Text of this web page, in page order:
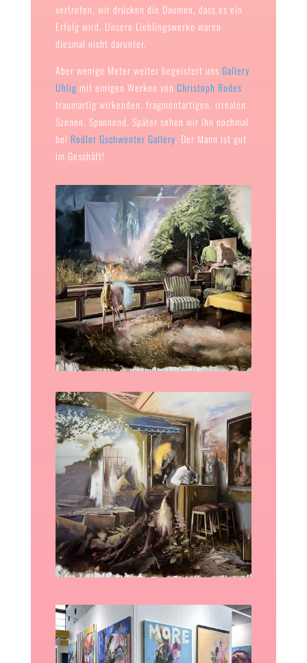
vertreten, wir drücken die Daumen, dass es ein
Erfolg wird. Unsere Lieblingswerke waren
diesmal nicht darunter.
Aber wenige Meter weiter begeistert uns Gallery
Uhlig mit einigen Werken von Christoph Rodes
traumartig wirkenden, fragmentartigen, irrealen
Szenen. Spannend. Später sehen wir ihn nochmal
bei Rodler Gschwenter Gallery. Der Mann ist gut
im Geschäft!